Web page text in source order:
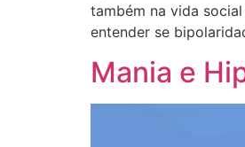
também na vida
entender se
Mania e